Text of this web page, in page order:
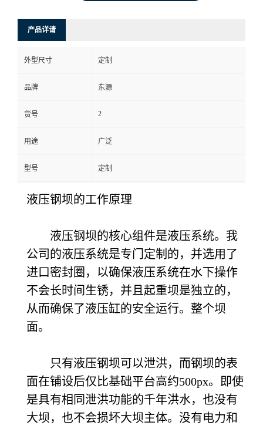
产品详请
外型尺寸 定制
品牌 东源
货号 2
用途 广泛
型号 定制
液压钢坝的工作原理
液压钢坝的核心组件是液压系统。我
公司的液压系统是专门定制的，并选用了
进口密封圈，以确保液压系统在水下操作
不会长时间生锈，并且起重坝是独立的，
从而确保了液压缸的安全运行。整个坝
面。
只有液压钢坝可以泄洪，而钢坝的表
面在铺设后仅比基础平台高约500px。即使
是具有相同泄洪功能的千年洪水，也没有
大坝，也不会损坏大坝主体。没有电力和